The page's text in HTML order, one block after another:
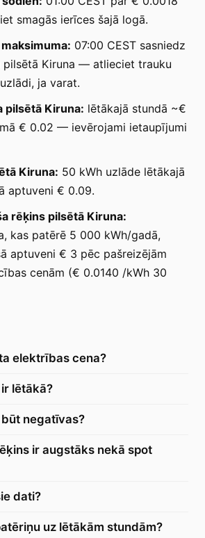
smagās ierīces šajā logā.
07:00 CEST sasniedz
pilsētā Kiruna — atlieciet trauku
ja varat.
pilsētā Kiruna: lētākajā stundā ~€
€ 0.02 — ievērojami ietaupījumi
Kiruna: 50 kWh uzlāde lētākajā
aptuveni € 0.09.
rēķins pilsētā Kiruna:
kas patērē 5 000 kWh/gadā,
aptuveni € 3 pēc pašreizējām
cenām (€ 0.0140 /kWh 30
elektrības cena?
lētākā?
negatīvas?
ir augstāks nekā spot
dati?
uz lētākām stundām?